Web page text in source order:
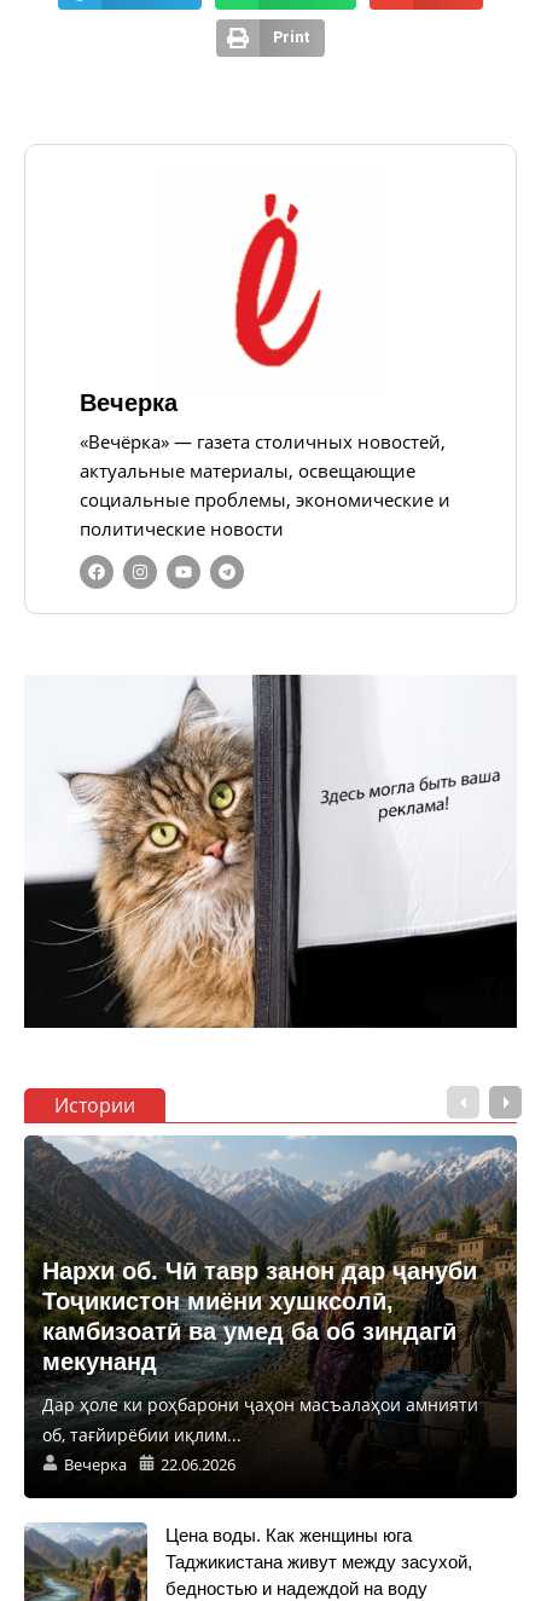
Print
Вечерка
«Вечёрка» — газета столичных новостей,
актуальные материалы, освещающие
социальные проблемы, экономические и
политические новости
Истории
Нархи об. Чӣ тавр занон дар ҷануби
Тоҷикистон миёни хушксолӣ,
камбизоатӣ ва умед ба об зиндагӣ
мекунанд
Дар ҳоле ки роҳбарони ҷаҳон масъалаҳои амнияти
об, тағйирёбии иқлим...
Вечерка 22.06.2026
Цена воды. Как женщины юга
Таджикистана живут между засухой,
бедностью и надеждой на воду